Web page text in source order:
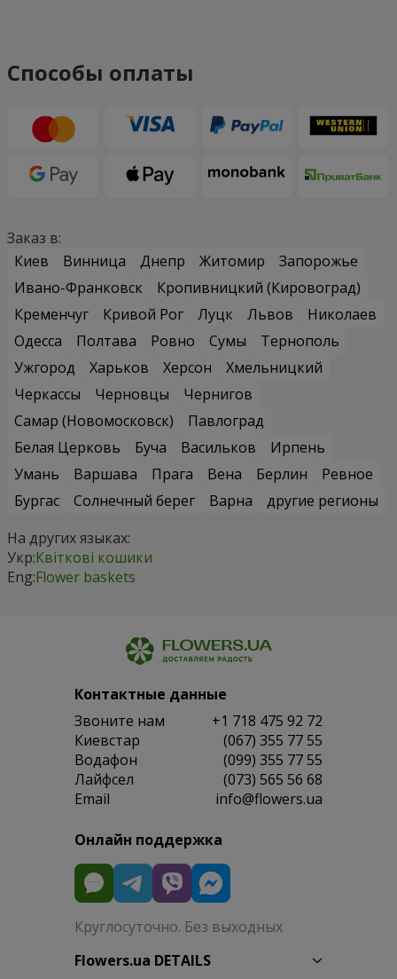
Способы оплаты
Заказ в:
Киев
Винница Днепр Житомир
Запорожье
Ивано-Франковск
Кропивницкий (Кировоград)
Кременчуг
Кривой Рог Луцк Львов
Николаев
Одесса
Полтава Ровно Сумы
Тернополь
Ужгород
Харьков Херсон
Хмельницкий
Черкассы
Черновцы
Чернигов
Самар (Новомосковск)
Павлоград
Белая Церковь
Буча Васильков
Ирпень
Умань
Варшава Прага Вена Берлин
Ревное
Бургас
Солнечный берег Варна
другие регионы
На других языках:
Укр:Квіткові кошики
Eng:Flower baskets
Контактные данные
Звоните нам
+1 718 475 92 72
Киевстар
(067) 355 77 55
Водафон
(099) 355 77 55
Лайфсел
(073) 565 56 68
Email
info@flowers.ua
Онлайн поддержка
Круглосуточно. Без выходных
Flowers.ua DETAILS